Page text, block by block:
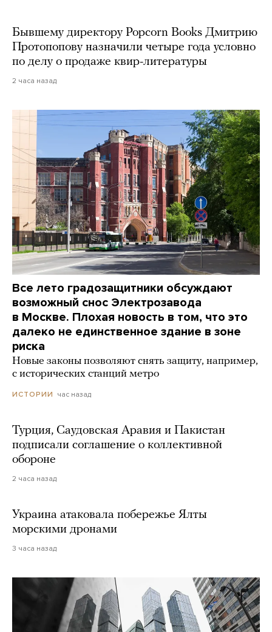
Бывшему директору Popcorn Books Дмитрию
Протопопову назначили четыре года условно
по делу о продаже квир-литературы
2 часа назад
Все лето градозащитники обсуждают
возможный снос Электрозавода
в Москве. Плохая новость в том, что это
далеко не единственное здание в зоне
риска
Новые законы позволяют снять защиту, например,
с исторических станций метро
ИСТОРИИ час назад
Турция, Саудовская Аравия и Пакистан
подписали соглашение о коллективной
обороне
2 часа назад
Украина атаковала побережье Ялты
морскими дронами
3 часа назад